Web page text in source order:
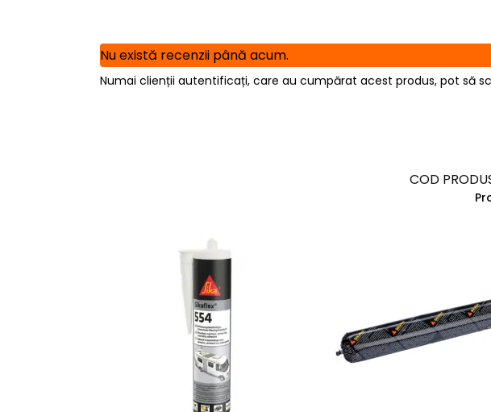
Nu există recenzii până acum.
Numai clienții autentificați, care au cumpărat acest produs, pot să
COD